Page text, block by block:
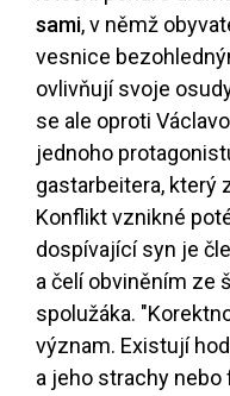
sami, v němž
vesnice
ovlivňují svoje
se ale oproti
jednoho
gastarbeitera, který
Konflikt vznikné
dospívající syn je
a čelí obviněním ze
spolužáka.
význam. Existují
a jeho strachy